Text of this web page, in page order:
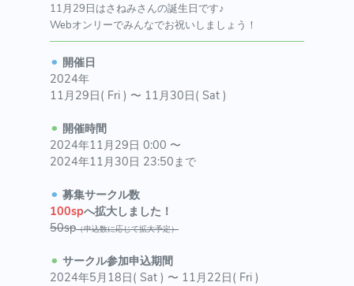
11月29日はさねみさんの誕生日です♪
Webオンリーでみんなでお祝いしましょう！
⚫︎ 開催日
2024年
11月29日( Fri ) 〜 11月30日( Sat )
⚫︎ 開催時間
2024年11月29日 0:00 〜
2024年11月30日 23:50まで
⚫︎ 募集サークル数
100spへ拡大しました！
50sp（申込数に応じて拡大予定）
⚫︎ サークル参加申込期間
2024年5月18日( Sat ) 〜 11月22日( Fri )